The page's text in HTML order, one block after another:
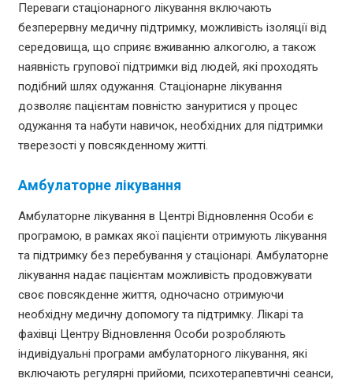
Переваги стаціонарного лікування включають
безперервну медичну підтримку, можливість ізоляції від
середовища, що сприяє вживанню алкоголю, а також
наявність групової підтримки від людей, які проходять
подібний шлях одужання. Стаціонарне лікування
дозволяє пацієнтам повністю зануритися у процес
одужання та набути навичок, необхідних для підтримки
тверезості у повсякденному житті.
Амбулаторне лікування
Амбулаторне лікування в Центрі Відновлення Особи є
програмою, в рамках якої пацієнти отримують лікування
та підтримку без перебування у стаціонарі. Амбулаторне
лікування надає пацієнтам можливість продовжувати
своє повсякденне життя, одночасно отримуючи
необхідну медичну допомогу та підтримку. Лікарі та
фахівці Центру Відновлення Особи розробляють
індивідуальні програми амбулаторного лікування, які
включають регулярні прийоми, психотерапевтичні сеанси,